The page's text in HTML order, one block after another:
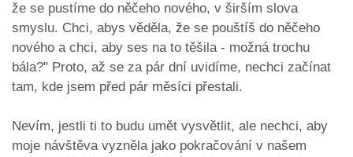
že se pustíme do něčeho nového, v širším slova
smyslu. Chci, abys věděla, že se pouštíš do něčeho
nového a chci, aby ses na to těšila - možná trochu
bála?" Proto, až se za pár dní uvidíme, nechci začínat
tam, kde jsem před pár měsíci přestali.
Nevím, jestli ti to budu umět vysvětlit, ale nechci, aby
moje návštěva vyzněla jako pokračování v našem